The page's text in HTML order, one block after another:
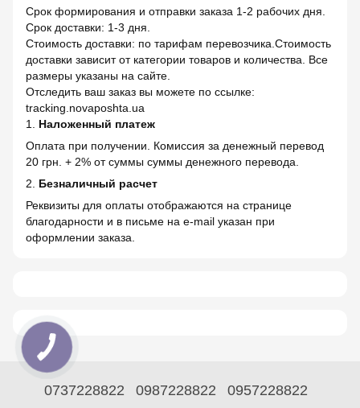
Срок формирования и отправки заказа 1-2 рабочих дня.
Срок доставки: 1-3 дня.
Стоимость доставки: по тарифам перевозчика.Стоимость
доставки зависит от категории товаров и количества. Все
размеры указаны на сайте.
Отследить ваш заказ вы можете по ссылке:
tracking.novaposhta.ua
1. Наложенный платеж
Оплата при получении. Комиссия за денежный перевод
20 грн. + 2% от суммы суммы денежного перевода.
2. Безналичный расчет
Реквизиты для оплаты отображаются на странице
благодарности и в письме на e-mail указан при
оформлении заказа.
0737228822 0987228822 0957228822